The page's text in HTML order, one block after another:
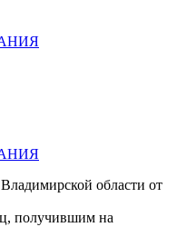
области от
получившим на